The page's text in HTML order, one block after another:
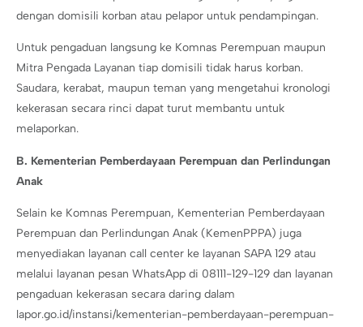
dengan domisili korban atau pelapor untuk pendampingan.
Untuk pengaduan langsung ke Komnas Perempuan maupun
Mitra Pengada Layanan tiap domisili tidak harus korban.
Saudara, kerabat, maupun teman yang mengetahui kronologi
kekerasan secara rinci dapat turut membantu untuk
melaporkan.
B. Kementerian Pemberdayaan Perempuan dan Perlindungan
Anak
Selain ke Komnas Perempuan, Kementerian Pemberdayaan
Perempuan dan Perlindungan Anak (KemenPPPA) juga
menyediakan layanan call center ke layanan SAPA 129 atau
melalui layanan pesan WhatsApp di 08111-129-129 dan layanan
pengaduan kekerasan secara daring dalam
lapor.go.id/instansi/kementerian-pemberdayaan-perempuan-